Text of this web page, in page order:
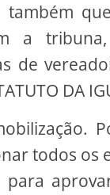
também
a
de
DA
todos os